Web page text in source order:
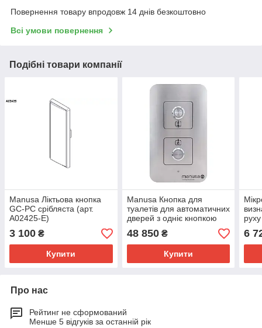
Повернення товару впродовж 14 днів безкоштовно
Всі умови повернення
Подібні товари компанії
Manusa Ліктьова кнопка
GC-PC срібляста (арт.
A02425-E)
3 100 ₴
Купити
Manusa Кнопка для
туалетів для автоматичних
дверей з одніє кнопкою
ззовні (арт. SC00103)
48 850₴
Купити
6
Про нас
Рейтинг не сформований
Менше 5 відгуків за останній рік